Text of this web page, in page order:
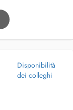
Disponibilità
dei colleghi